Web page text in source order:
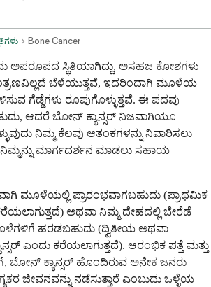
Bone Cancer
ಅಪರೂಪದ ಸ್ಥಿತಿಯಾಗಿದ್ದು, ಅಸಹಜ ಕೋಶಗಳು
ಬೆಳೆಯುತ್ತವೆ, ಇದರಿಂದಾಗಿ ಮೂಳೆಯ
ಗೆಡ್ಡೆಗಳು ರೂಪುಗೊಳ್ಳುತ್ತವೆ. ಈ ಪದವು
ಆದರೆ ಬೋನ್ ಕ್ಯಾನ್ಸರ್ ನಿಜವಾಗಿಯೂ
ನಿಮ್ಮ ಕೆಲವು ಆತಂಕಗಳನ್ನು ನಿವಾರಿಸಲು
ಮಾರ್ಗದರ್ಶನ ಮಾಡಲು ಸಹಾಯ
ಮೂಳೆಯಲ್ಲಿ ಪ್ರಾರಂಭವಾಗಬಹುದು (ಪ್ರಾಥಮಿಕ
ಅಥವಾ ನಿಮ್ಮ ದೇಹದಲ್ಲಿ ಬೇರೆಡೆ
ಹರಡಬಹುದು (ದ್ವಿತೀಯ ಅಥವಾ
ಎಂದು ಕರೆಯಲಾಗುತ್ತದೆ). ಆರಂಭಿಕ ಪತ್ತೆ ಮತ್ತು
ಬೋನ್ ಕ್ಯಾನ್ಸರ್ ಹೊಂದಿರುವ ಅನೇಕ ಜನರು
ಜೀವನವನ್ನು ನಡೆಸುತ್ತಾರೆ ಎಂಬುದು ಒಳ್ಳೆಯ